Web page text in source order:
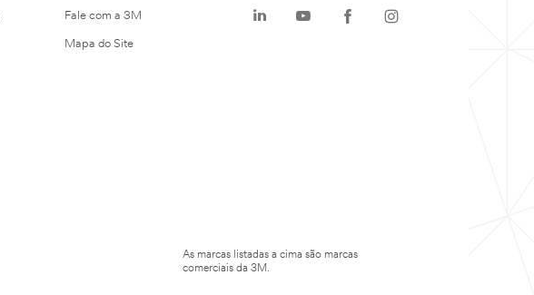
Fale com a 3M
Mapa do Site
As marcas listadas a cima são marcas
comerciais da 3M.